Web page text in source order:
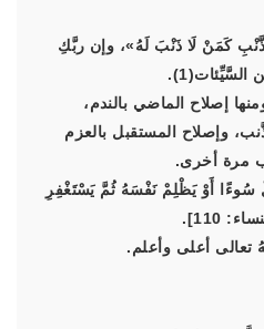
كَمَنْ لَا ذَنْبَ لَهُ»، وإن ربَّكِ
إصلاح الماضي بالندم،
وإصلاح المستقبل بالعزم
مرة أخرى.
أَوْ يَظْلِمْ نَفْسَهُ ثُمَّ يَسْتَغْفِرِ
110].
تعالى أعلى وأعلم.